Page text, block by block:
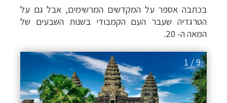
בכתבה אספר על המקדשים המרשימים, אבל גם על
הטרגדיה שעבר העם הקמבודי בשנות השבעים של
המאה ה- 20.
1 / 9